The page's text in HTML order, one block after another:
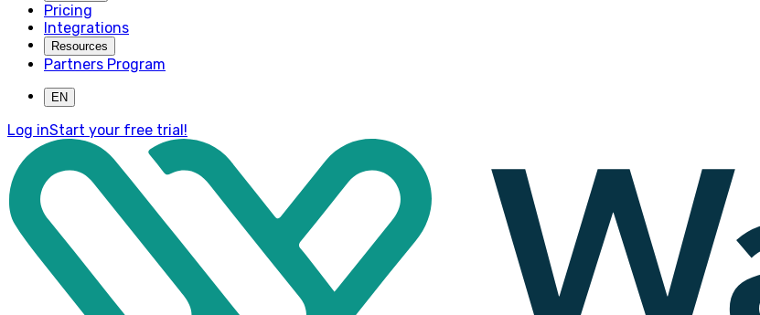
Pricing
Integrations
Resources
Partners Program
EN
Log inStart your free trial!